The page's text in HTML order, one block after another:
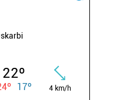
22º
17º 4 km/h